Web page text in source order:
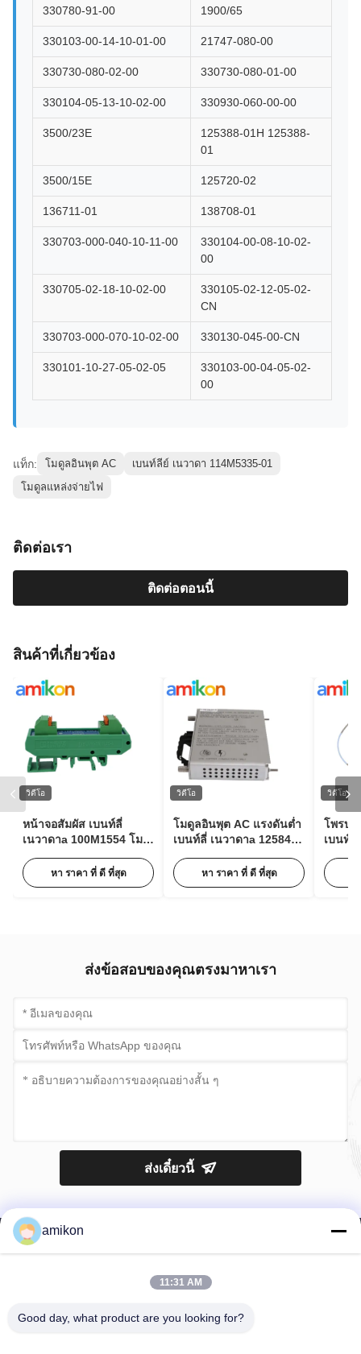
330780-91-00 1900/65
330103-00-14-10-01-00 21747-080-00
330730-080-02-00 330730-080-01-00
330104-05-13-10-02-00 330930-060-00-00
3500/23E
125388-01H 125388-
01
3500/15E 125720-02
136711-01 138708-01
330703-000-040-10-11-00
330104-00-08-10-02-
00
330705-02-18-10-02-00
330105-02-12-05-02-
CN
330703-000-070-10-02-00 330130-045-00-CN
330101-10-27-05-02-05
330103-00-04-05-02-
00
แท็ก: โมดูลอินพุต AC
เบนท์ลีย์ เนวาดา 114M5335-01
โมดูลแหล่งจ่ายไฟ
ติดต่อเรา
ติดต่อตอนนี้
สินค้าที่เกี่ยวข้อง
วิดีโอ
หน้าจอสัมผัส เบนท์ลี่
เนวาดาa 100M1554 โม
ตรวจสอบสภาพ
หา ราคา ที่ ดี ที่สุด
วิดีโอ
โมดูลอินพุต AC แรงดันต่ำ
เบนท์ลี่ เนวาดาa 125840-
85 ถึง 264 Vac RMS
หา ราคา ที่ ดี ที่สุด
วิดีโอ
โพรบ
เบนท์ลี่
05-30-
ส่งข้อสอบของคุณตรงมาหาเรา
ส่งเดี๋ยวนี้
amikon
11:31 AM
Good day, what product are you looking for?